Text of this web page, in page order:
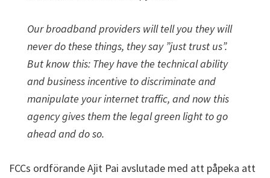
Our broadband providers will tell you they will
never do these things, they say ”just trust us”.
But know this: They have the technical ability
and business incentive to discriminate and
manipulate your internet traffic, and now this
agency gives them the legal green light to go
ahead and do so.
FCCs ordförande Ajit Pai avslutade med att påpeka att